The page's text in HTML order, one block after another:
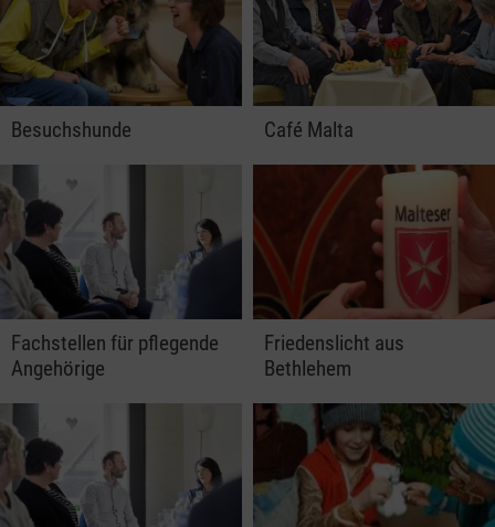
Besuchshunde Café Malta
Fachstellen für pflegende
Angehörige
Friedenslicht aus
Bethlehem